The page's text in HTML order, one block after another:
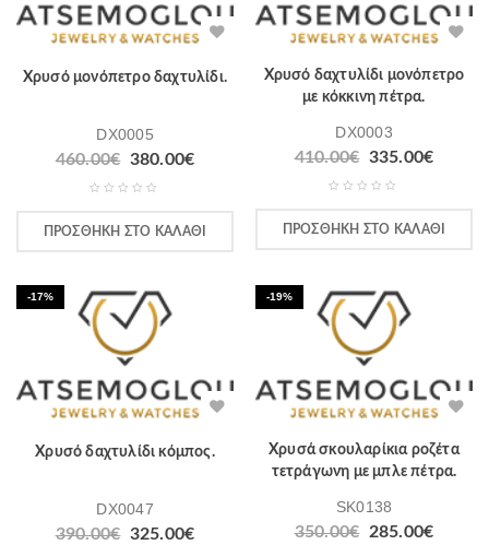
Χρυσό μονόπετρο δαχτυλίδι.
DX0005
460.00€ 380.00€
ΠΡΟΣΘΉΚΗ ΣΤΟ ΚΑΛΆΘΙ
Χρυσό δαχτυλίδι μονόπετρο
με κόκκινη πέτρα.
DX0003
410.00€ 335.00€
ΠΡΟΣΘΉΚΗ ΣΤΟ ΚΑΛΆΘΙ
-17%
Χρυσό δαχτυλίδι κόμπος.
DX0047
390.00€ 325.00€
-19%
Χρυσά σκουλαρίκια ροζέτα
τετράγωνη με μπλε πέτρα.
SK0138
350.00€ 285.00€